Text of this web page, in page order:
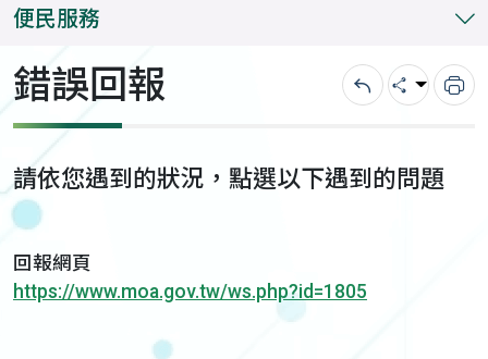
便民服務
錯誤回報 回上一頁
分享 列
請依您遇到的狀況，點選以下遇到的問題
回報網頁
https://www.moa.gov.tw/ws.php?id=1805